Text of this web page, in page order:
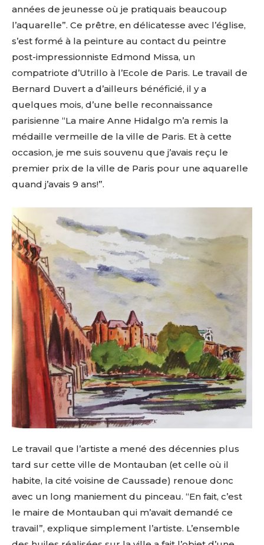
années de jeunesse où je pratiquais beaucoup
l’aquarelle”. Ce prêtre, en délicatesse avec l’église,
s’est formé à la peinture au contact du peintre
post-impressionniste Edmond Missa, un
compatriote d’Utrillo à l’Ecole de Paris. Le travail de
Bernard Duvert a d’ailleurs bénéficié, il y a
quelques mois, d’une belle reconnaissance
parisienne “La maire Anne Hidalgo m’a remis la
médaille vermeille de la ville de Paris. Et à cette
occasion, je me suis souvenu que j’avais reçu le
premier prix de la ville de Paris pour une aquarelle
quand j’avais 9 ans!”.
Le travail que l’artiste a mené des décennies plus
tard sur cette ville de Montauban (et celle où il
habite, la cité voisine de Caussade) renoue donc
avec un long maniement du pinceau. “En fait, c’est
le maire de Montauban qui m’avait demandé ce
travail”, explique simplement l’artiste. L’ensemble